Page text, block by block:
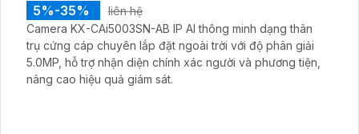
5%-35%
liên hệ
Camera KX-CAi5003SN-AB IP AI thông minh dạng thân
trụ cứng cáp chuyên lắp đặt ngoài trời với độ phân giải
5.0MP, hỗ trợ nhận diện chính xác người và phương tiện,
nâng cao hiệu quả giám sát.